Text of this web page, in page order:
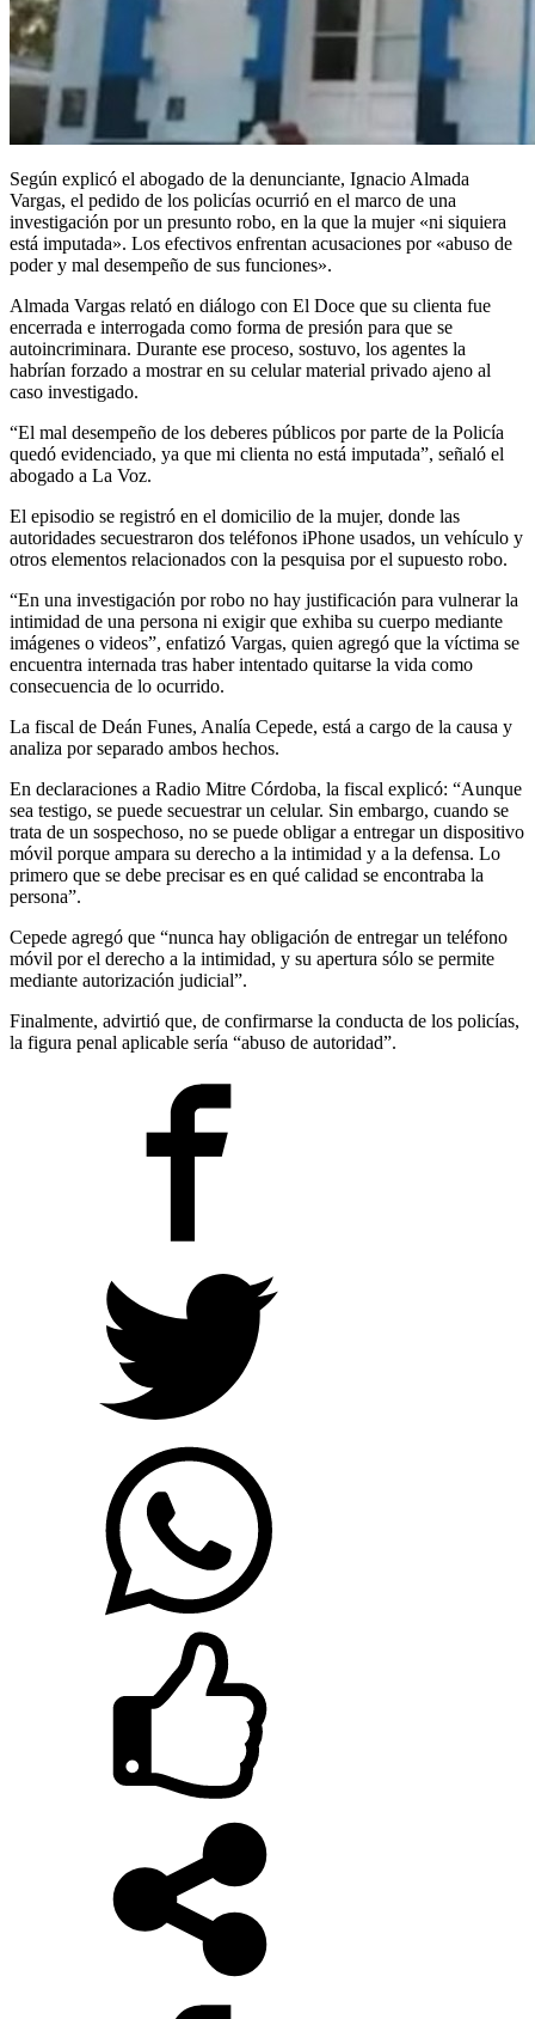
Según explicó el abogado de la denunciante, Ignacio Almada
Vargas, el pedido de los policías ocurrió en el marco de una
investigación por un presunto robo, en la que la mujer «ni siquiera
está imputada». Los efectivos enfrentan acusaciones por «abuso de
poder y mal desempeño de sus funciones».
Almada Vargas relató en diálogo con El Doce que su clienta fue
encerrada e interrogada como forma de presión para que se
autoincriminara. Durante ese proceso, sostuvo, los agentes la
habrían forzado a mostrar en su celular material privado ajeno al
caso investigado.
“El mal desempeño de los deberes públicos por parte de la Policía
quedó evidenciado, ya que mi clienta no está imputada”, señaló el
abogado a La Voz.
El episodio se registró en el domicilio de la mujer, donde las
autoridades secuestraron dos teléfonos iPhone usados, un vehículo y
otros elementos relacionados con la pesquisa por el supuesto robo.
“En una investigación por robo no hay justificación para vulnerar la
intimidad de una persona ni exigir que exhiba su cuerpo mediante
imágenes o videos”, enfatizó Vargas, quien agregó que la víctima se
encuentra internada tras haber intentado quitarse la vida como
consecuencia de lo ocurrido.
La fiscal de Deán Funes, Analía Cepede, está a cargo de la causa y
analiza por separado ambos hechos.
En declaraciones a Radio Mitre Córdoba, la fiscal explicó: “Aunque
sea testigo, se puede secuestrar un celular. Sin embargo, cuando se
trata de un sospechoso, no se puede obligar a entregar un dispositivo
móvil porque ampara su derecho a la intimidad y a la defensa. Lo
primero que se debe precisar es en qué calidad se encontraba la
persona”.
Cepede agregó que “nunca hay obligación de entregar un teléfono
móvil por el derecho a la intimidad, y su apertura sólo se permite
mediante autorización judicial”.
Finalmente, advirtió que, de confirmarse la conducta de los policías,
la figura penal aplicable sería “abuso de autoridad”.